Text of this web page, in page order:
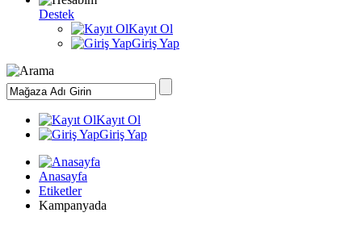
Destek
Kayıt Ol
Giriş Yap
Kayıt Ol
Giriş Yap
Anasayfa
Etiketler
Kampanyada